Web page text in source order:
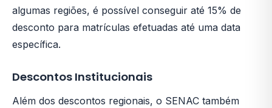
algumas regiões, é possível conseguir até 15% de
desconto para matrículas efetuadas até uma data
específica.
Descontos Institucionais
Além dos descontos regionais, o SENAC também